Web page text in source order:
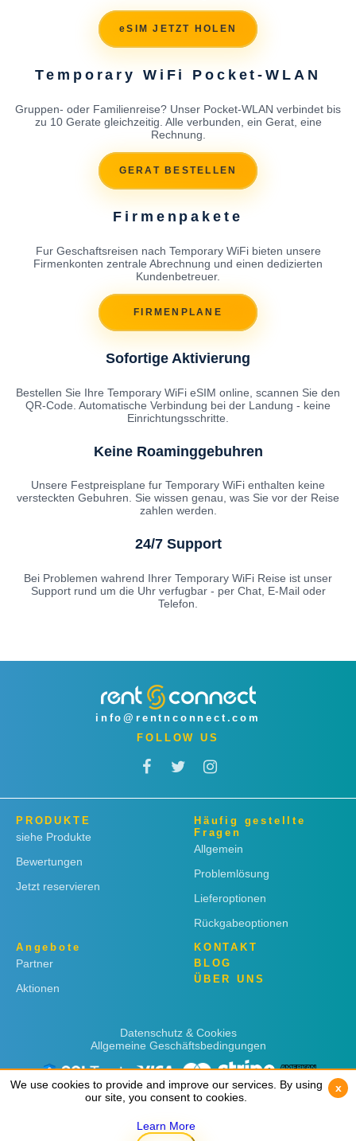
eSIM JETZT HOLEN
Temporary WiFi Pocket-WLAN
Gruppen- oder Familienreise? Unser Pocket-WLAN verbindet bis
zu 10 Gerate gleichzeitig. Alle verbunden, ein Gerat, eine
Rechnung.
GERAT BESTELLEN
Firmenpakete
Fur Geschaftsreisen nach Temporary WiFi bieten unsere
Firmenkonten zentrale Abrechnung und einen dedizierten
Kundenbetreuer.
FIRMENPLANE
Sofortige Aktivierung
Bestellen Sie Ihre Temporary WiFi eSIM online, scannen Sie den
QR-Code. Automatische Verbindung bei der Landung - keine
Einrichtungsschritte.
Keine Roaminggebuhren
Unsere Festpreisplane fur Temporary WiFi enthalten keine
versteckten Gebuhren. Sie wissen genau, was Sie vor der Reise
zahlen werden.
24/7 Support
Bei Problemen wahrend Ihrer Temporary WiFi Reise ist unser
Support rund um die Uhr verfugbar - per Chat, E-Mail oder
Telefon.
info@rentnconnect.com
FOLLOW US
PRODUKTE
siehe Produkte
Bewertungen
Jetzt reservieren
Häufig gestellte
Fragen
Allgemein
Problemlösung
Lieferoptionen
Rückgabeoptionen
Angebote
Partner
Aktionen
KONTAKT
BLOG
ÜBER UNS
Datenschutz & Cookies
Allgemeine Geschäftsbedingungen
We use cookies to provide and improve our services. By using
our site, you consent to cookies.
Learn More
x
We use cookies to provide and improve our services. By using
our site, you consent to cookies.
Learn More
x